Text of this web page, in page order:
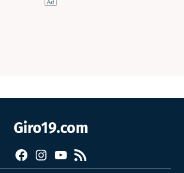
Giro19.com
FacebookInstagram
YouTube
RSS